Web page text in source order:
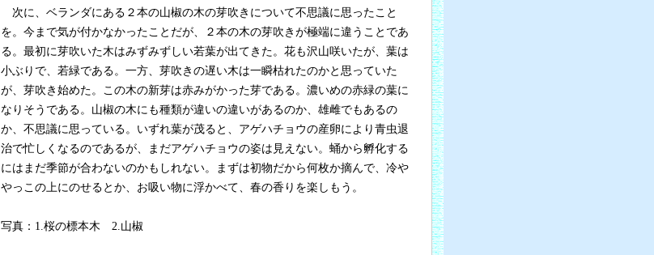
次に、ベランダにある２本の山椒の木の芽吹きについて不思議に思ったこと
を。今まで気が付かなかったことだが、２本の木の芽吹きが極端に違うことであ
る。最初に芽吹いた木はみずみずしい若葉が出てきた。花も沢山咲いたが、葉は
小ぶりで、若緑である。一方、芽吹きの遅い木は一瞬枯れたのかと思っていた
が、芽吹き始めた。この木の新芽は赤みがかった芽である。濃いめの赤緑の葉に
なりそうである。山椒の木にも種類が違いの違いがあるのか、雄雌でもあるの
か、不思議に思っている。いずれ葉が茂ると、アゲハチョウの産卵により青虫退
治で忙しくなるのであるが、まだアゲハチョウの姿は見えない。蛹から孵化する
にはまだ季節が合わないのかもしれない。まずは初物だから何枚か摘んで、冷や
やっこの上にのせるとか、お吸い物に浮かべて、春の香りを楽しもう。
写真：1.桜の標本木 2.山椒